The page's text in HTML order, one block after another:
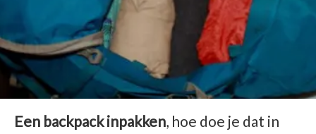
Een backpack inpakken, hoe doe je dat in